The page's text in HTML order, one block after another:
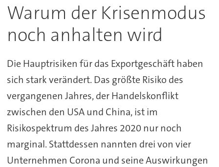
Warum der Krisenmodus
noch anhalten wird
Die Hauptrisiken für das Exportgeschäft haben
sich stark verändert. Das größte Risiko des
vergangenen Jahres, der Handelskonflikt
zwischen den USA und China, ist im
Risikospektrum des Jahres 2020 nur noch
marginal. Stattdessen nannten drei von vier
Unternehmen Corona und seine Auswirkungen